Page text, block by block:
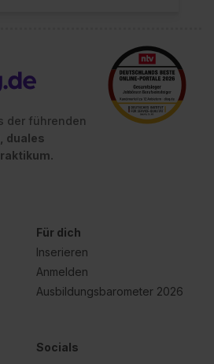
der führenden
duales
Für dich
Inserieren
Anmelden
Ausbildungsbarometer 2026
Socials